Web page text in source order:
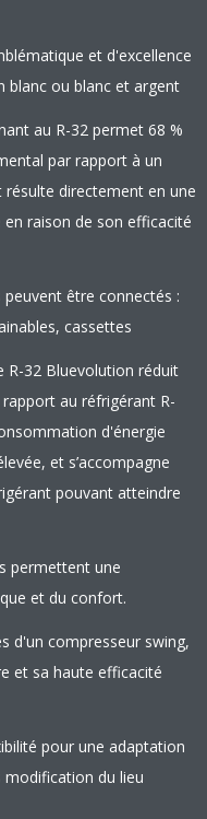
et d'excellence
blanc ou blanc et argent
au R-32 permet 68 %
par rapport à un
directement en une
raison de son efficacité
être connectés :
cassettes
R-32 Bluevolution réduit
au réfrigérant R-
d'énergie
et s’accompagne
pouvant atteindre
permettent une
et du confort.
d'un compresseur swing,
et sa haute efficacité
pour une adaptation
du lieu